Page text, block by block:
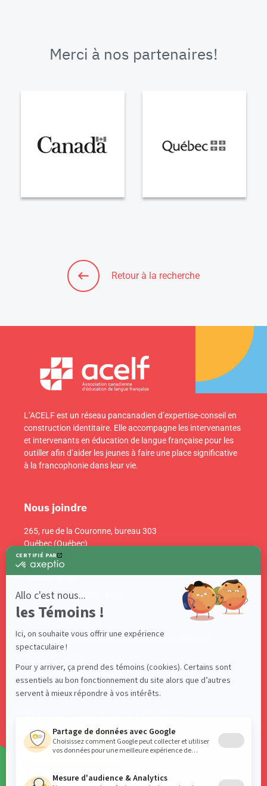
Merci à nos partenaires!
Retour à la recherche
L’ACELF est un réseau pancanadien d’expertise-conseil en
construction identitaire. Elle accompagne les intervenantes
et intervenants en éducation de langue française pour les
outiller afin d’aider les jeunes à faire une place significative
à la francophonie dans leur vie.
Suivez-nous sur nos réseaux sociaux!
S'ABONNER
Nous joindre
265, rue de la Couronne, bureau 303
Québec (Québec)
Canada G1K 6E1
info@acelf.ca
Téléphone : 418 681-4661